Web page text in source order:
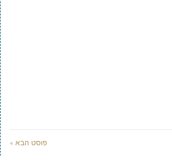
פוסט הבא »